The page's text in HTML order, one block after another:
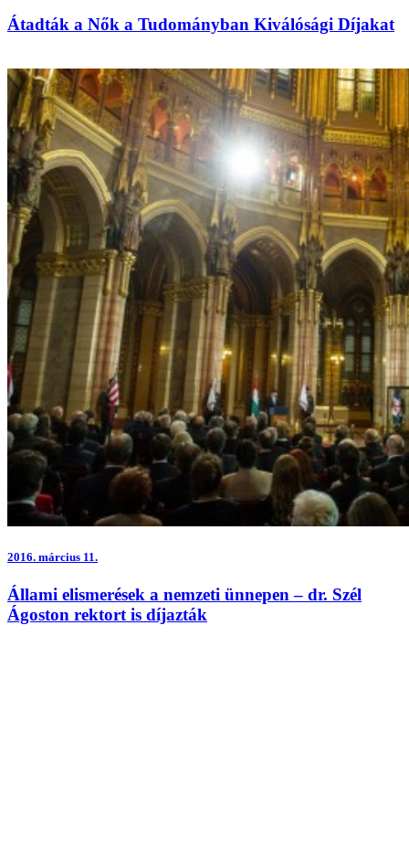
Átadták a Nők a Tudományban Kiválósági Díjakat
2016. március 11.
Állami elismerések a nemzeti ünnepen – dr. Szél
Ágoston rektort is díjazták